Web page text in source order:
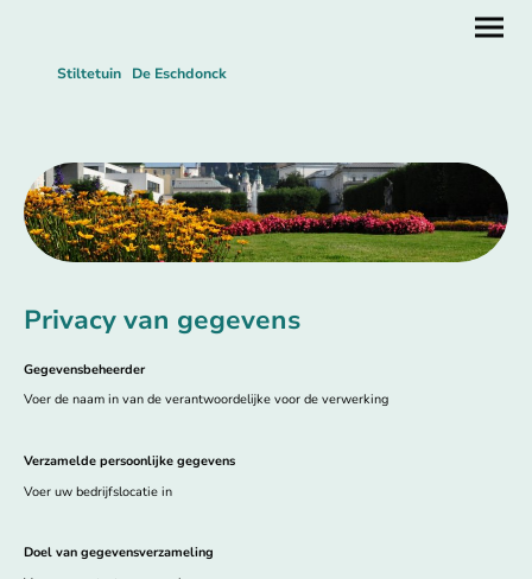
Stiltetuin De Eschdonck
Privacy van gegevens
Gegevensbeheerder
Voer de naam in van de verantwoordelijke voor de verwerking
Verzamelde persoonlijke gegevens
Voer uw bedrijfslocatie in
Doel van gegevensverzameling